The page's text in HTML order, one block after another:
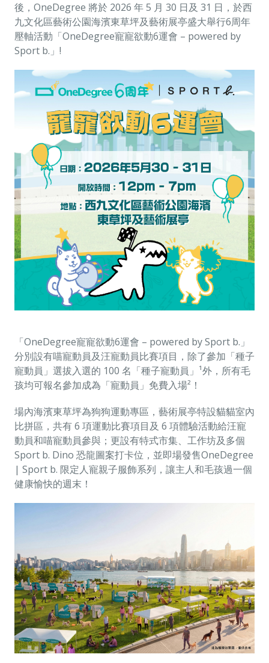
後，OneDegree 將於 2026 年 5 月 30 日及 31 日，於西
九文化區藝術公園海濱東草坪及藝術展亭盛大舉行6周年
壓軸活動「OneDegree寵寵欲動6運會 – powered by
Sport b.」!
「OneDegree寵寵欲動6運會 – powered by Sport b.」
分別設有喵寵動員及汪寵動員比賽項目，除了參加「種子
寵動員」選拔入選的 100 名「種子寵動員」¹外，所有毛
孩均可報名參加成為「寵動員」免費入場²！
場內海濱東草坪為狗狗運動專區，藝術展亭特設貓貓室內
比拼區，共有 6 項運動比賽項目及 6 項體驗活動給汪寵
動員和喵寵動員參與；更設有特式市集、工作坊及多個
Sport b. Dino 恐龍圖案打卡位，並即場發售OneDegree
| Sport b. 限定人寵親子服飾系列，讓主人和毛孩過一個
健康愉快的週末！